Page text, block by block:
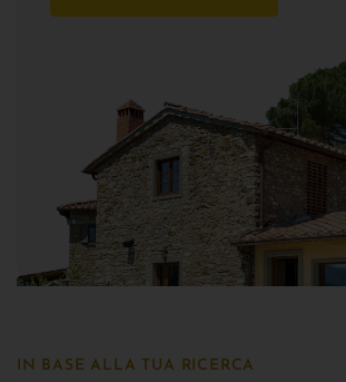
IN BASE ALLA TUA RICERCA